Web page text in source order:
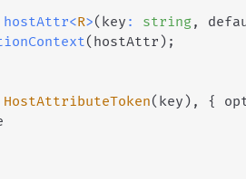
hostAttr<R>( key : string,
( hostAttr ) ;
HostAttributeToken( key ) , {